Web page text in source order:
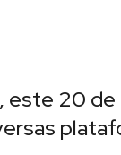
este 20